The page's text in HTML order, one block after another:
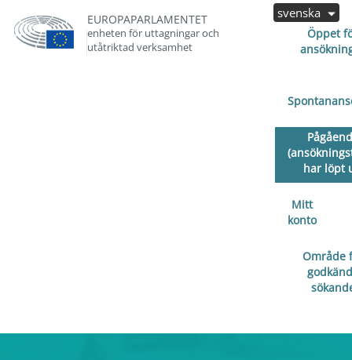
EUROPAPARLAMENTET
enheten för uttagningar och
utåtriktad verksamhet
Öppet
har löpt
Mitt
konto
Område
svenska